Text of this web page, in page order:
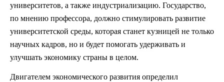
университетов, а также индустриализацию. Государство,
по мнению профессора, должно стимулировать развитие
университетской среды, которая станет кузницей не только
научных кадров, но и будет помогать удерживать и
улучшать экономику страны в целом.
Двигателем экономического развития определил